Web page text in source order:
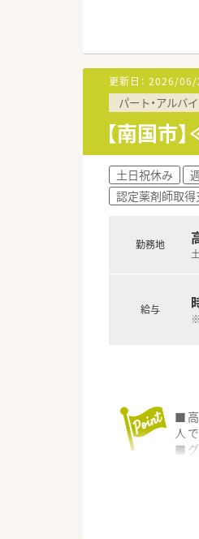
■
■総
■処
■投
■在
＜
■ご
ベ
■認
■1
ま
■
■
■
■
■
■
等
＜
■
■
等
更新日： 2026/06/
パート・アルバ
【南国
土日祝休み
認定薬剤師取得
勤務地
給与
■高
人
■グ
■